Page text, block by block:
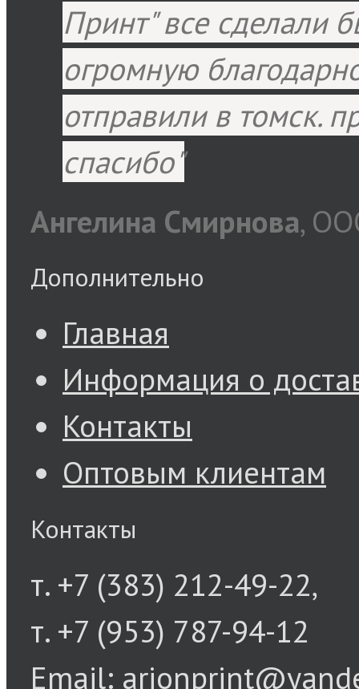
Принт" все сделали
огромную
отправили в томск.
спасибо
Ангелина Смирнова,
Дополнительно
Главная
Информация о
Контакты
Оптовым клиентам
Контакты
т. +7 (383) 212-49-22,
т. +7 (953) 787-94-12
Email: